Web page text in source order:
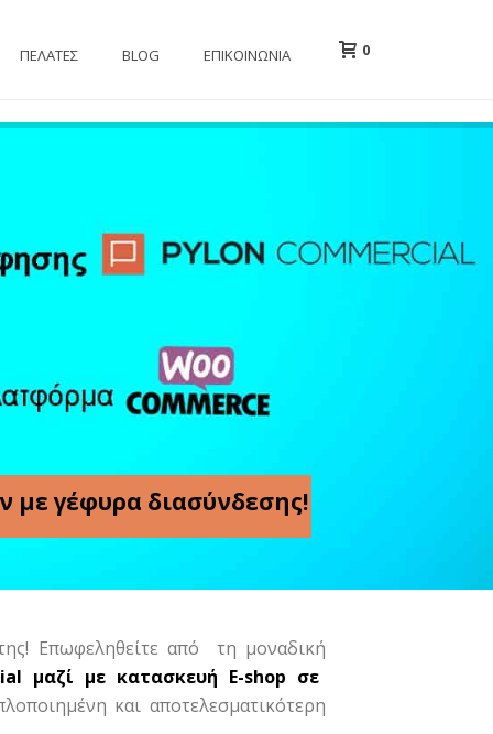
ΠΕΛΑΤΕΣ BLOG ΕΠΙΚΟΙΝΩΝΙΑ 0
με γέφυρα διασύνδεσης!
Επωφεληθείτε από τη μοναδική
μαζί με κατασκευή E-shop σε
και αποτελεσματικότερη